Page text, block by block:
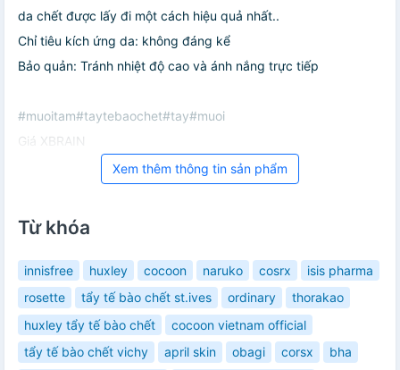
da chết được‎ lấy‎ đi một cách hiệu‎ quả nhất..
Chỉ tiêu kích ứng da: không đáng‎ kể
Bảo quản:‎ Tránh nhiệt độ cao và ánh nắng trực tiếp
#muoitam#taytebaochet#tay#muoi
Giá XBRAIN
Xem thêm thông tin sản phẩm
Từ khóa
innisfree huxley cocoon naruko cosrx
isis pharma
rosette
tẩy tế bào chết st.ives ordinary
thorakao
huxley tẩy tế bào chết
cocoon vietnam official
tẩy tế bào chết vichy
april skin obagi corsx
bha